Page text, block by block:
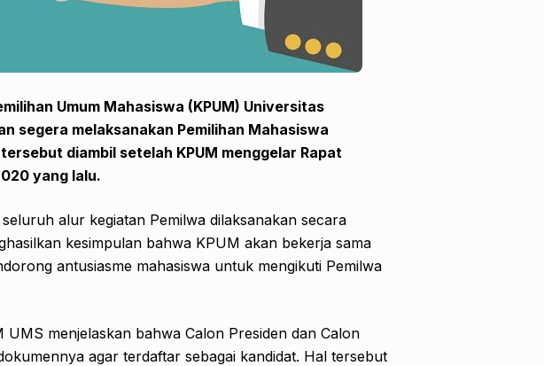
Umum Mahasiswa (KPUM) Universitas
segera melaksanakan Pemilihan Mahasiswa
diambil setelah KPUM menggelar Rapat
yang lalu.
alur kegiatan Pemilwa dilaksanakan secara
kesimpulan bahwa KPUM akan bekerja sama
antusiasme mahasiswa untuk mengikuti Pemilwa
UMS menjelaskan bahwa Calon Presiden dan Calon
agar terdaftar sebagai kandidat. Hal tersebut